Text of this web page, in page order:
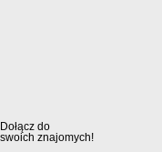
Dołącz do
swoich znajomych!